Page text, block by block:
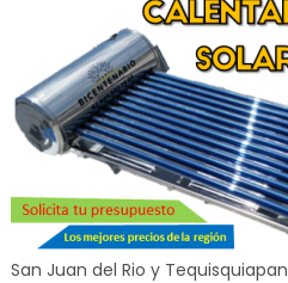
San Juan del Rio y Tequisquiapan